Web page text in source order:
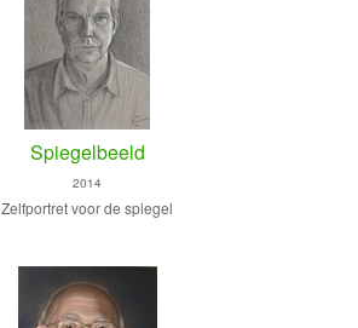
Spiegelbeeld
2014
Zelfportret voor de spiegel